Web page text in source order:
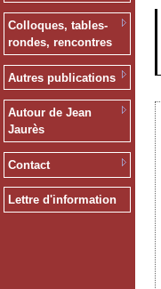
Colloques, tables-
rondes, rencontres
Autres publications
Autour de Jean
Jaurès
Contact
Lettre d'information